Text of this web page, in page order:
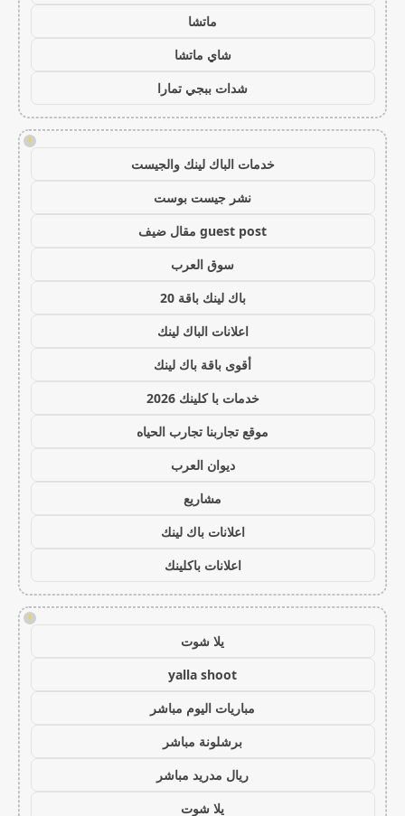
ماتشا
شاي ماتشا
شدات ببجي تمارا
!
خدمات الباك لينك والجيست
نشر جيست بوست
guest post مقال ضيف
سوق العرب
باك لينك باقة 20
اعلانات الباك لينك
أقوى باقة باك لينك
خدمات با كلينك 2026
موقع تجاربنا تجارب الحياه
ديوان العرب
مشاريع
اعلانات باك لينك
اعلانات باكلينك
!
يلا شوت
yalla shoot
مباريات اليوم مباشر
برشلونة مباشر
ريال مدريد مباشر
يلا شوت